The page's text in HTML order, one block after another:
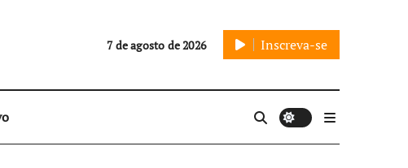
7 de agosto de 2026 Inscreva-se